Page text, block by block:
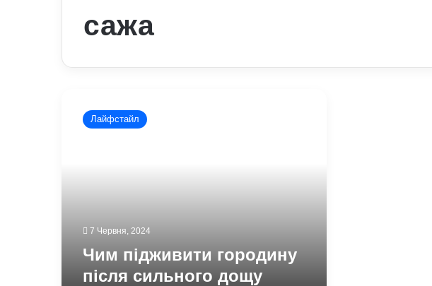
сажа
підживити
городину
Лайфстайл
7 Червня, 2024
Чим підживити городину
після сильного дощу